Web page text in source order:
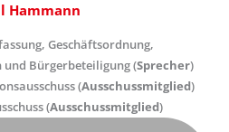
Hammann
Geschäftsordnung,
Bürgerbeteiligung (Sprecher)
(Ausschussmitglied)
(Ausschussmitglied)